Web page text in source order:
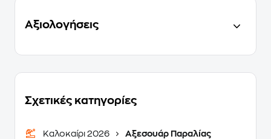
Αξιολογήσεις
Σχετικές κατηγορίες
Καλοκαίρι 2026 Αξεσουάρ Παραλίας